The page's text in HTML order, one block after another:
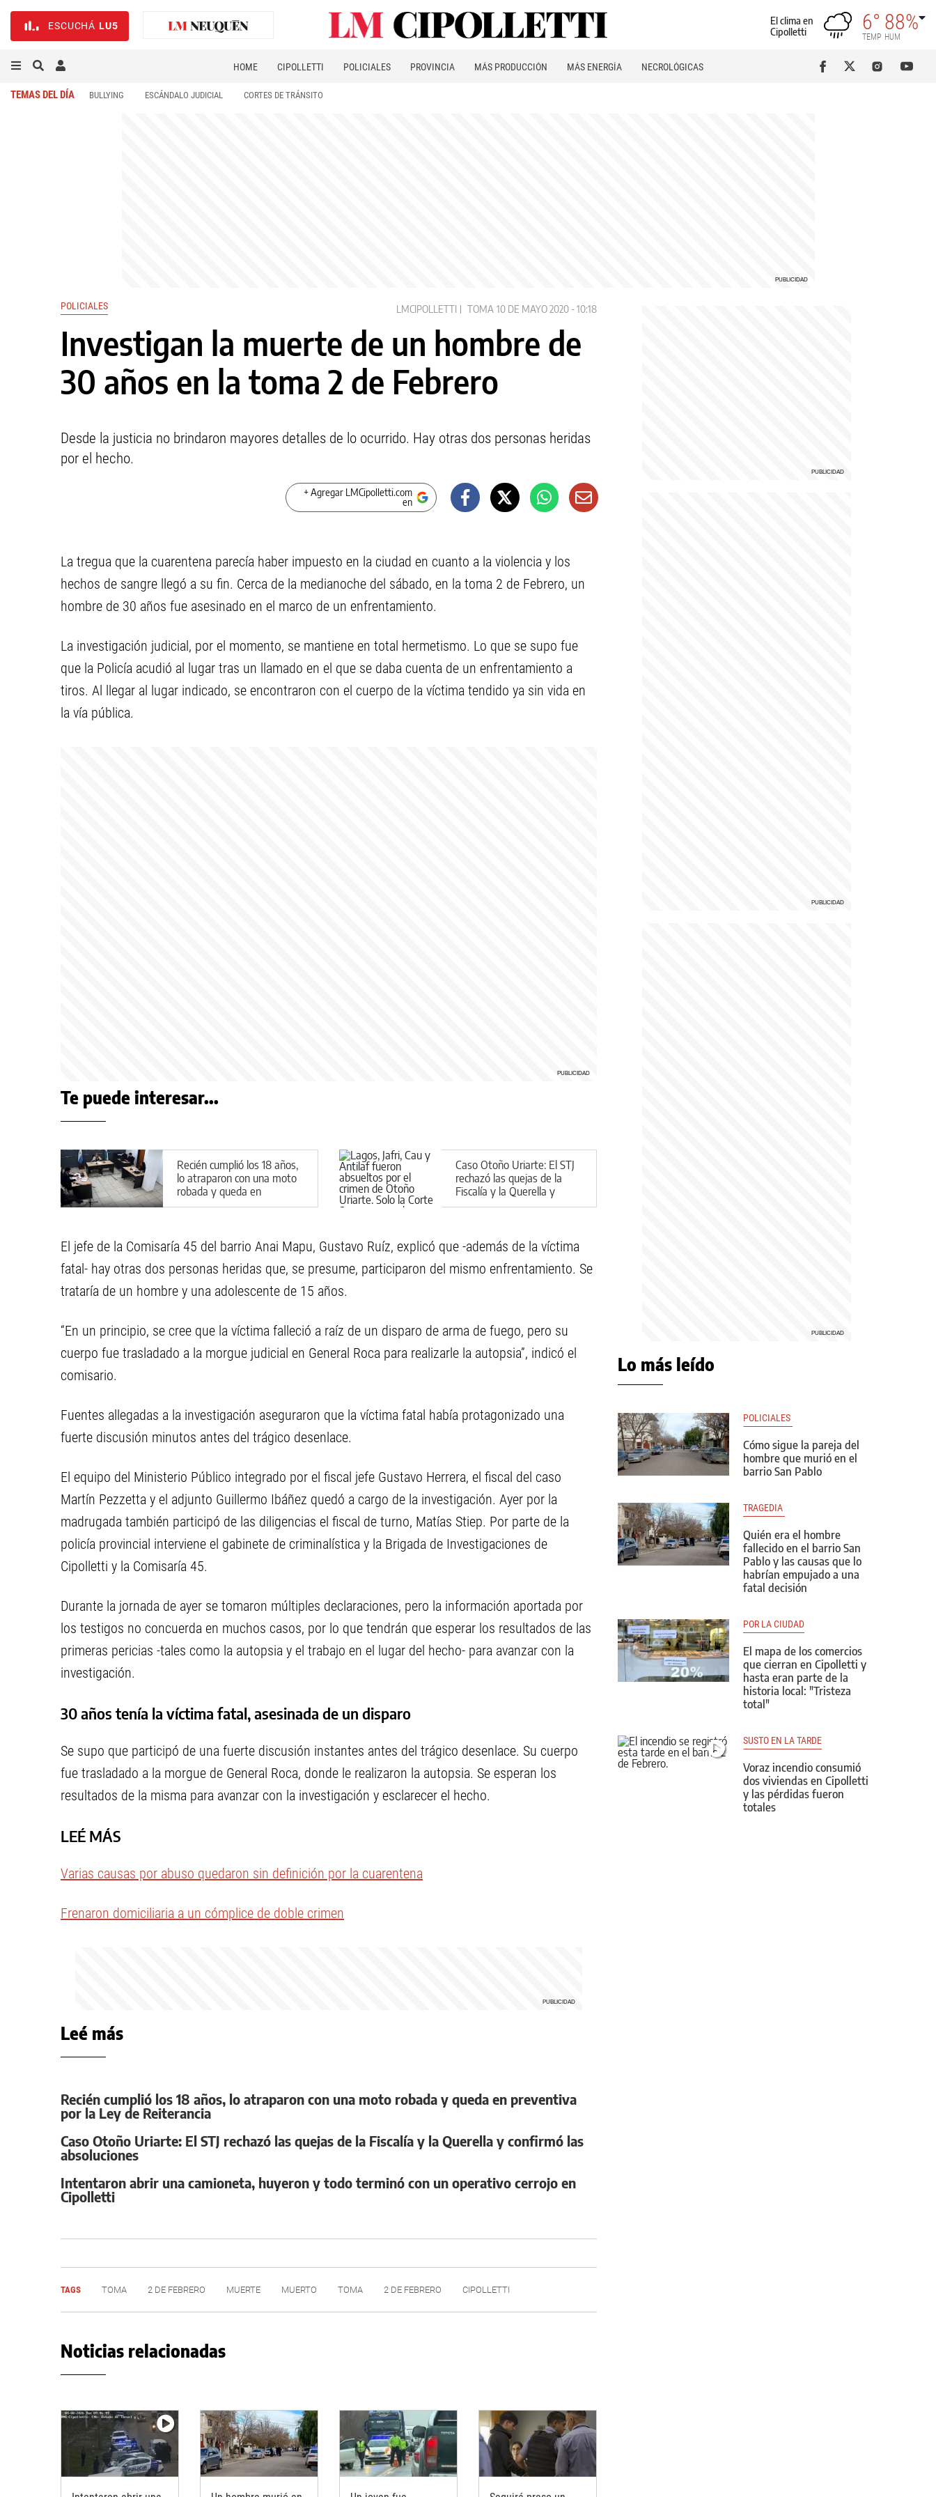
ESCUCHÁ LU5
El clima en
Cipolletti
6°
TEMP
88%
HUM
HOME CIPOLLETTI POLICIALES PROVINCIA MÁS PRODUCCIÓN MÁS ENERGÍA NECROLÓGICAS
TEMAS DEL DÍA BULLYING ESCÁNDALO JUDICIAL CORTES DE TRÁNSITO
POLICIALES LMCIPOLLETTI TOMA 10 DE MAYO 2020 - 10:18
Investigan la muerte de un hombre de
30 años en la toma 2 de Febrero
Desde la justicia no brindaron mayores detalles de lo ocurrido. Hay otras dos personas heridas
por el hecho.
+ Agregar LMCipolletti.com
en
La tregua que la cuarentena parecía haber impuesto en la ciudad en cuanto a la violencia y los
hechos de sangre llegó a su fin. Cerca de la medianoche del sábado, en la toma 2 de Febrero, un
hombre de 30 años fue asesinado en el marco de un enfrentamiento.
La investigación judicial, por el momento, se mantiene en total hermetismo. Lo que se supo fue
que la Policía acudió al lugar tras un llamado en el que se daba cuenta de un enfrentamiento a
tiros. Al llegar al lugar indicado, se encontraron con el cuerpo de la víctima tendido ya sin vida en
la vía pública.
Te puede interesar...
Recién cumplió los 18 años,
lo atraparon con una moto
robada y queda en
preventiva por la Ley de
Caso Otoño Uriarte: El STJ
rechazó las quejas de la
Fiscalía y la Querella y
confirmó las absoluciones
El jefe de la Comisaría 45 del barrio Anai Mapu, Gustavo Ruíz, explicó que -además de la víctima
fatal- hay otras dos personas heridas que, se presume, participaron del mismo enfrentamiento. Se
trataría de un hombre y una adolescente de 15 años.
“En un principio, se cree que la víctima falleció a raíz de un disparo de arma de fuego, pero su
cuerpo fue trasladado a la morgue judicial en General Roca para realizarle la autopsia”, indicó el
comisario.
Fuentes allegadas a la investigación aseguraron que la víctima fatal había protagonizado una
fuerte discusión minutos antes del trágico desenlace.
El equipo del Ministerio Público integrado por el fiscal jefe Gustavo Herrera, el fiscal del caso
Martín Pezzetta y el adjunto Guillermo Ibáñez quedó a cargo de la investigación. Ayer por la
madrugada también participó de las diligencias el fiscal de turno, Matías Stiep. Por parte de la
policía provincial interviene el gabinete de criminalística y la Brigada de Investigaciones de
Cipolletti y la Comisaría 45.
Durante la jornada de ayer se tomaron múltiples declaraciones, pero la información aportada por
los testigos no concuerda en muchos casos, por lo que tendrán que esperar los resultados de las
primeras pericias -tales como la autopsia y el trabajo en el lugar del hecho- para avanzar con la
investigación.
30 años tenía la víctima fatal, asesinada de un disparo
Se supo que participó de una fuerte discusión instantes antes del trágico desenlace. Su cuerpo
fue trasladado a la morgue de General Roca, donde le realizaron la autopsia. Se esperan los
resultados de la misma para avanzar con la investigación y esclarecer el hecho.
LEÉ MÁS
Varias causas por abuso quedaron sin definición por la cuarentena
Frenaron domiciliaria a un cómplice de doble crimen
Leé más
Recién cumplió los 18 años, lo atraparon con una moto robada y queda en preventiva
por la Ley de Reiterancia
Caso Otoño Uriarte: El STJ rechazó las quejas de la Fiscalía y la Querella y confirmó las
absoluciones
Intentaron abrir una camioneta, huyeron y todo terminó con un operativo cerrojo en
Cipolletti
TAGS TOMA 2 DE FEBRERO MUERTE MUERTO TOMA 2 DE FEBRERO CIPOLLETTI
Noticias relacionadas
Lo más leído
POLICIALES
Cómo sigue la pareja del
hombre que murió en el
barrio San Pablo
TRAGEDIA
Quién era el hombre
fallecido en el barrio San
Pablo y las causas que lo
habrían empujado a una
fatal decisión
POR LA CIUDAD
El mapa de los comercios
que cierran en Cipolletti y
hasta eran parte de la
historia local: "Tristeza
total"
SUSTO EN LA TARDE
Voraz incendio consumió
dos viviendas en Cipolletti
y las pérdidas fueron
totales